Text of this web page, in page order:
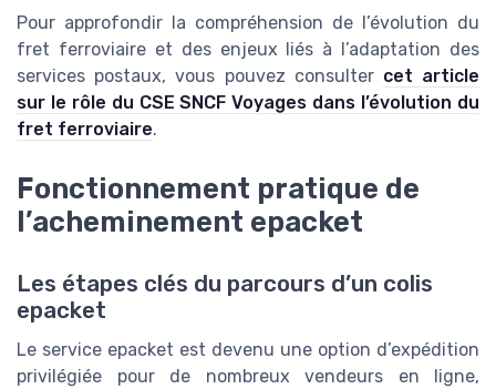
Pour approfondir la compréhension de l’évolution du
fret ferroviaire et des enjeux liés à l’adaptation des
services postaux, vous pouvez consulter cet article
sur le rôle du CSE SNCF Voyages dans l’évolution du
fret ferroviaire.
Fonctionnement pratique de
l’acheminement epacket
Les étapes clés du parcours d’un colis
epacket
Le service epacket est devenu une option d’expédition
privilégiée pour de nombreux vendeurs en ligne,